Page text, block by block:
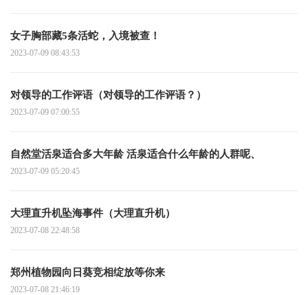
女子胸部藏5条活蛇，入境被查！
2023-07-09 08:43:53
对领导的工作评语（对领导的工作评语？）
2023-07-09 07:00:55
自然堂活泉适合多大年龄 活泉适合什么年龄的人群呢、
2023-07-09 05:20:45
大理直升机坠海事件（大理直升机）
2023-07-08 22:48:58
郑州植物园向日葵竞相绽放等你来
2023-07-08 21:46:19